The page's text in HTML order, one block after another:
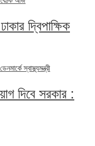
দ্বিপাক্ষিক
দিবে সরকার :